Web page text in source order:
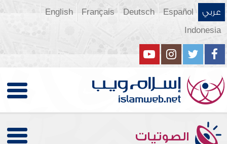
عربي Español
Deutsch
Français
English
Indonesia
الصوتيات